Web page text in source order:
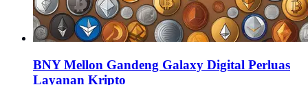
BNY Mellon Gandeng Galaxy Digital Perluas
Layanan Kripto